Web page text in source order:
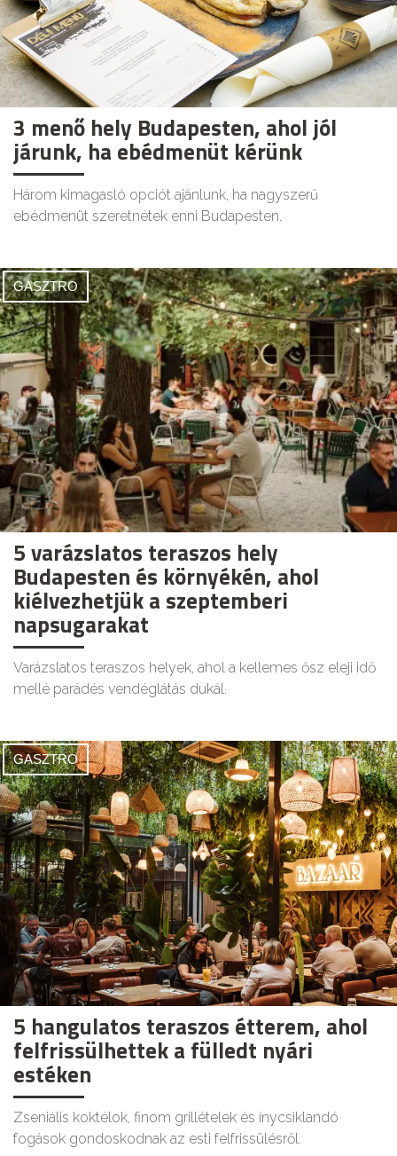
3 menő hely Budapesten, ahol jól
járunk, ha ebédmenüt kérünk
Három kimagasló opciót ajánlunk, ha nagyszerű
ebédmenüt szeretnétek enni Budapesten.
GASZTRO
5 varázslatos teraszos hely
Budapesten és környékén, ahol
kiélvezhetjük a szeptemberi
napsugarakat
Varázslatos teraszos helyek, ahol a kellemes ősz eleji idő
mellé parádés vendéglátás dukál.
GASZTRO
5 hangulatos teraszos étterem, ahol
felfrissülhettek a fülledt nyári
estéken
Zseniális koktélok, finom grillételek és ínycsiklandó
fogások gondoskodnak az esti felfrissülésről.